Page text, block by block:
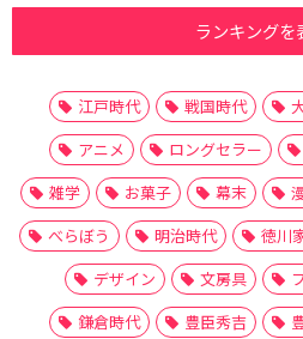
ランキングを
江戸時代 戦国時代
アニメ
ロングセラー
雑学
お菓子 幕末
べらぼう
明治時代 徳川
デザイン
文房具
鎌倉時代
豊臣秀吉